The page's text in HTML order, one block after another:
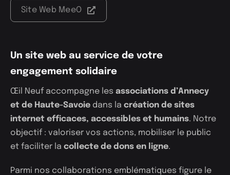
Site Web MeeO
Un site web au service de votre
engagement solidaire
Œil Neuf accompagne les associations d’Annecy
et de Haute-Savoiedans la création de sites
internetefficaces, accessibles et humains. Notre
objectif : valoriser vos actions, mobiliser le public
et faciliter la collecte de dons en ligne.
Parmi nos collaborations emblématiques figure le